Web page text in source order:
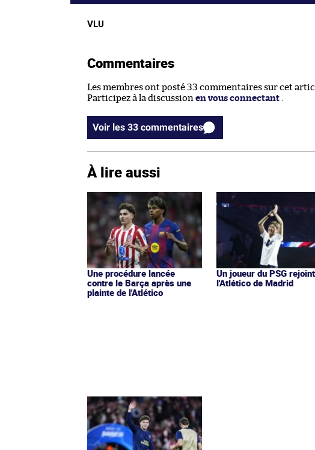
VLU
Commentaires
Les membres ont posté 33 commentaires sur cet
Participez à la discussion en vous connectant
Voir les 33 commentaires
À lire aussi
Une procédure lancée
contre le Barça après une
plainte de l'Atlético
Un joueur du PSG rejoint
l'Atlético de Madrid